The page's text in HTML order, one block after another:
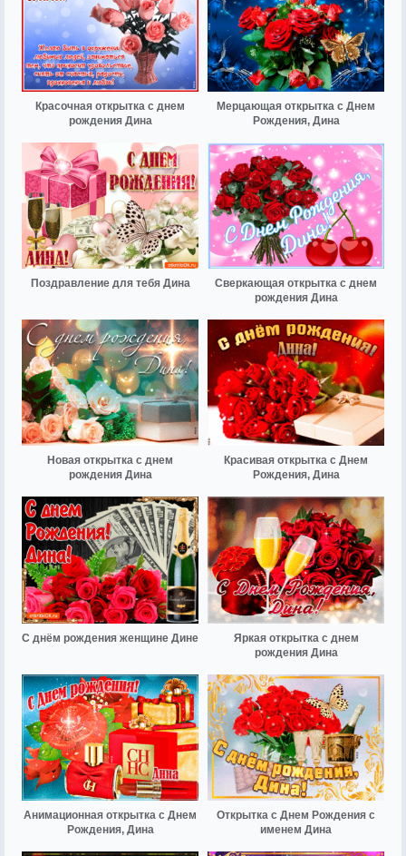
Красочная открытка с днем
рождения Дина
Мерцающая открытка с Днем
Рождения, Дина
Поздравление для тебя Дина
Сверкающая открытка с днем
рождения Дина
Новая открытка с днем
рождения Дина
Красивая открытка с Днем
Рождения, Дина
С днём рождения женщине Дине
Яркая открытка с днем
рождения Дина
Анимационная открытка с Днем
Рождения, Дина
Открытка с Днем Рождения с
именем Дина